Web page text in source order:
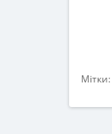
Мітки: